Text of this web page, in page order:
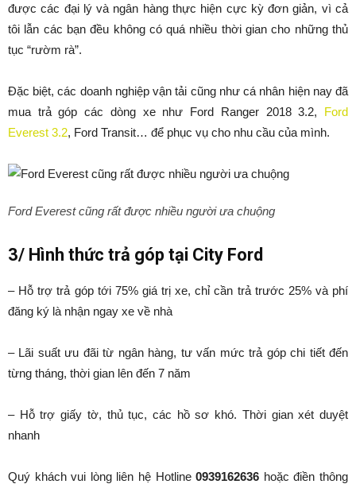
được các đại lý và ngân hàng thực hiện cực kỳ đơn giản, vì cả
tôi lẫn các bạn đều không có quá nhiều thời gian cho những thủ
tục “rườm rà”.
Đặc biệt, các doanh nghiệp vận tải cũng như cá nhân hiện nay đã
mua trả góp các dòng xe như Ford Ranger 2018 3.2, Ford
Everest 3.2, Ford Transit… để phục vụ cho nhu cầu của mình.
Ford Everest cũng rất được nhiều người ưa chuộng
3/ Hình thức trả góp tại City Ford
– Hỗ trợ trả góp tới 75% giá trị xe, chỉ cần trả trước 25% và phí
đăng ký là nhận ngay xe về nhà
– Lãi suất ưu đãi từ ngân hàng, tư vấn mức trả góp chi tiết đến
từng tháng, thời gian lên đến 7 năm
– Hỗ trợ giấy tờ, thủ tục, các hồ sơ khó. Thời gian xét duyệt
nhanh
Quý khách vui lòng liên hệ Hotline0939162636 hoặc điền thông